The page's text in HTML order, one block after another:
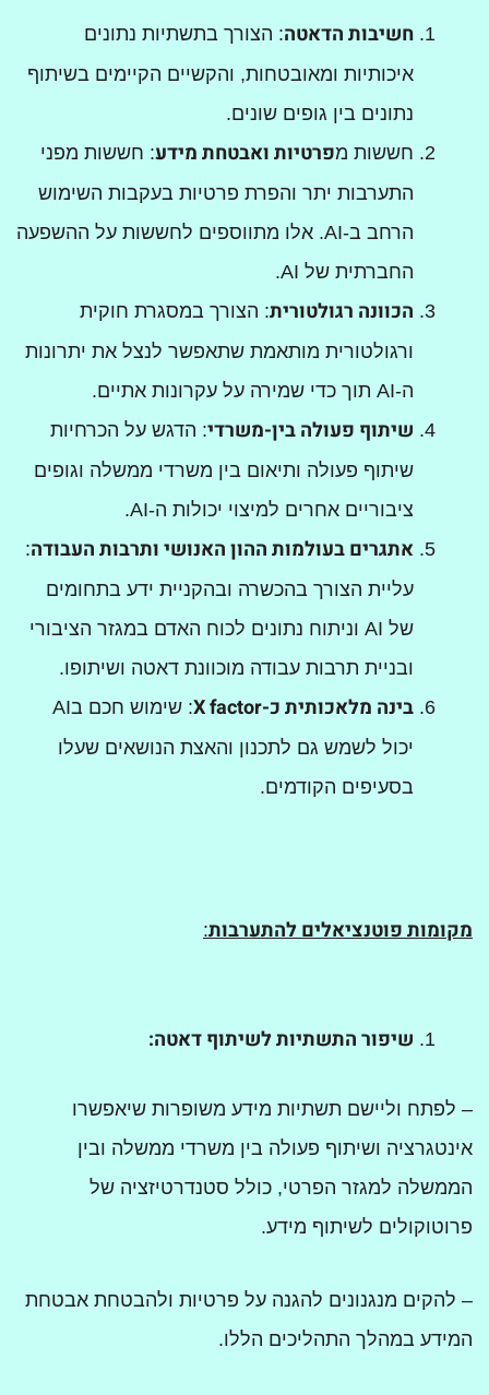
חשיבות הדאטה: הצורך בתשתיות נתונים
איכותיות ומאובטחות, והקשיים הקיימים בשיתוף
נתונים בין גופים שונים.
חששות מפרטיות ואבטחת מידע: חששות מפני
התערבות יתר והפרת פרטיות בעקבות השימוש
הרחב ב-AI. אלו מתווספים לחששות על ההשפעה
החברתית של AI.
הכוונה רגולטורית: הצורך במסגרת חוקית
ורגולטורית מותאמת שתאפשר לנצל את יתרונות
ה-AI תוך כדי שמירה על עקרונות אתיים.
שיתוף פעולה בין-משרדי: הדגש על הכרחיות
שיתוף פעולה ותיאום בין משרדי ממשלה וגופים
ציבוריים אחרים למיצוי יכולות ה-AI.
אתגרים בעולמות ההון האנושי ותרבות העבודה:
עליית הצורך בהכשרה ובהקניית ידע בתחומים
של AI וניתוח נתונים לכוח האדם במגזר הציבורי
ובניית תרבות עבודה מוכוונת דאטה ושיתופו.
בינה מלאכותית כ-X factor
: שימוש חכם בAI
יכול לשמש גם לתכנון והאצת הנושאים שעלו
בסעיפים הקודמים.
מקומות פוטנציאלים להתערבות:
שיפור התשתיות לשיתוף דאטה:
– לפתח וליישם תשתיות מידע משופרות שיאפשרו
אינטגרציה ושיתוף פעולה בין משרדי ממשלה ובין
הממשלה למגזר הפרטי, כולל סטנדרטיזציה של
פרוטוקולים לשיתוף מידע.
– להקים מנגנונים להגנה על פרטיות ולהבטחת אבטחת
המידע במהלך התהליכים הללו.